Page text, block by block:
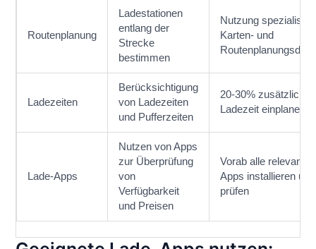
Routenplanung
Ladestationen
entlang der
Strecke
bestimmen
Nutzung
Karten- und
Ladezeiten
Berücksichtigung
von Ladezeiten
und Pufferzeiten
20-30% zusätzliche
Ladezeit einplanen
Lade-Apps
Nutzen von Apps
zur Überprüfung
von
Verfügbarkeit
und Preisen
Vorab alle relevanten
Apps installieren und
prüfen